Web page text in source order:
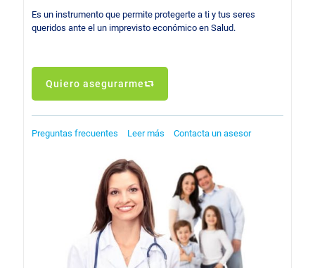
Es un instrumento que permite protegerte a ti y tus seres
queridos ante el un imprevisto económico en Salud.
Quiero asegurarme
Preguntas frecuentes Leer más Contacta un asesor